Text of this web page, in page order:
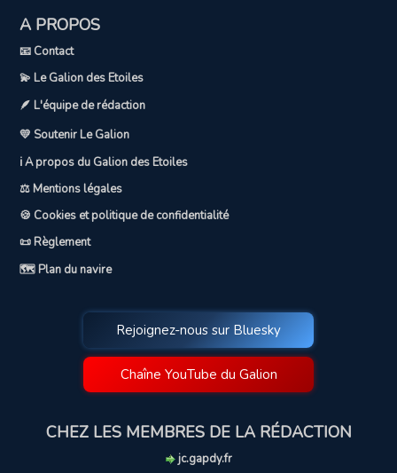
A PROPOS
📧 Contact
💫 Le Galion des Etoiles
🪶 L'équipe de rédaction
💛 Soutenir Le Galion
ℹ️ A propos du Galion des Etoiles
⚖️ Mentions légales
🍪 Cookies et politique de confidentialité
📜 Règlement
🗺️ Plan du navire
Rejoignez-nous sur Bluesky
Chaîne YouTube du Galion
CHEZ LES MEMBRES DE LA RÉDACTION
jc.gapdy.fr